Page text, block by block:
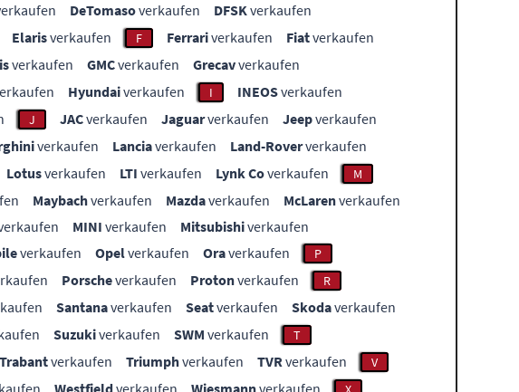
DeTomasoverkaufen DFSKverkaufen
Elarisverkaufen F Ferrariverkaufen Fiatverkaufen
verkaufen GMCverkaufen Grecavverkaufen
Hyundaiverkaufen I INEOSverkaufen
J JACverkaufen Jaguarverkaufen Jeepverkaufen
verkaufen Lanciaverkaufen Land-Roververkaufen
Lotusverkaufen LTI verkaufen Lynk Coverkaufen M
Maybachverkaufen Mazdaverkaufen McLarenverkaufen
MINI verkaufen Mitsubishiverkaufen
verkaufen Opelverkaufen Oraverkaufen P
Porscheverkaufen Protonverkaufen R
Santanaverkaufen Seatverkaufen Skodaverkaufen
Suzukiverkaufen SWM verkaufen T
Trabantverkaufen Triumphverkaufen TVRverkaufen V
Westfieldverkaufen Wiesmannverkaufen